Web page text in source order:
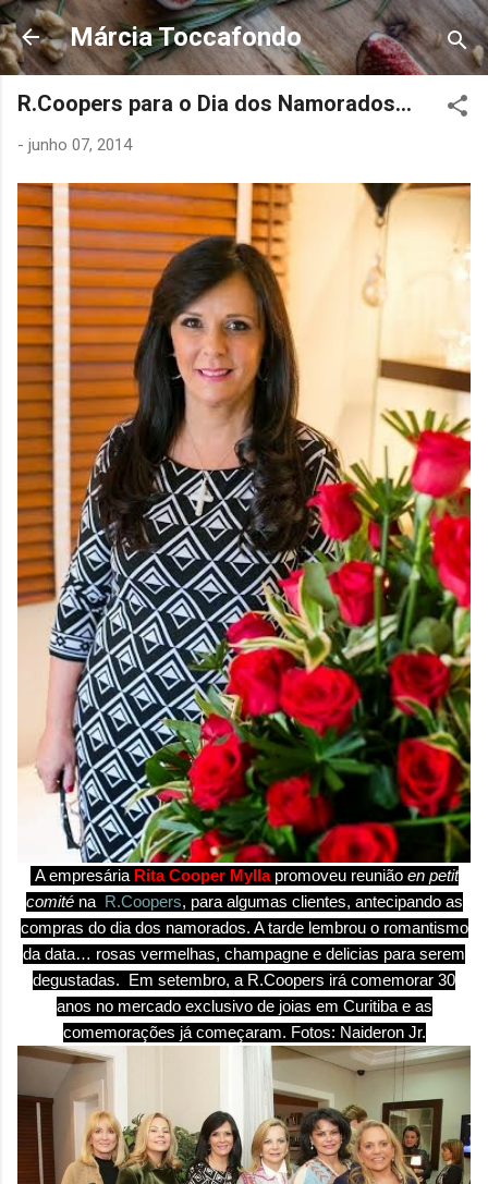
Pular para o conteúdo principal
Márcia Toccafondo
R.Coopers para o Dia dos Namorados...
- junho 07, 2014
A empresária Rita Cooper Myllapromoveu reunião en petit
comiténa R.Coopers, para algumas clientes, antecipando as
compras do dia dos namorados. A tarde lembrou o romantismo
da data… rosas vermelhas, champagne e delicias para serem
degustadas. Em setembro, a R.Coopers irá comemorar 30
anos no mercado exclusivo de joias em Curitiba e as
comemorações já começaram. Fotos: Naideron Jr.